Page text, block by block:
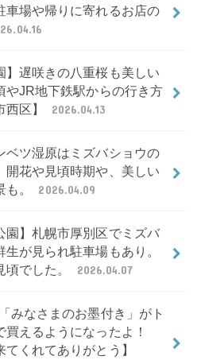
車場や帰りに寄れるお店の
】遅咲きの八重桜も美しい
やJR地下鉄駅からの行き方
西区】
2026.04.13
ベツ湿原はミズバショウの
開花や見頃時期や、美しい
も。
2026.04.09
園】札幌市厚別区でミズバ
生が見られ駐車場もあり。
頃でした。
2026.04.07
みなさまのお墨付き」がト
買えるようになったよ！
てくれてありがとう】